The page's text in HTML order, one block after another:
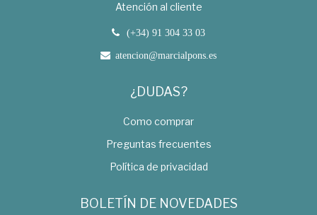
Atención al cliente
(+34) 91 304 33 03
atencion@marcialpons.es
¿DUDAS?
Como comprar
Preguntas frecuentes
Política de privacidad
BOLETÍN DE NOVEDADES